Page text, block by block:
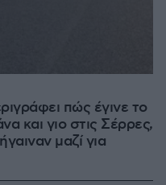
πώς έγινε το
και γιο στις Σέρρες,
μαζί για